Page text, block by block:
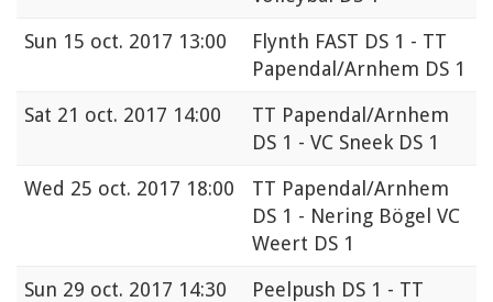
Sun 15 oct. 2017 13:00
Flynth FAST DS 1 - TT
Papendal/Arnhem DS 1
Sat 21 oct. 2017 14:00
TT Papendal/Arnhem
DS 1 - VC Sneek DS 1
Wed 25 oct. 2017 18:00
TT Papendal/Arnhem
DS 1 - Nering Bögel VC
Weert DS 1
Sun 29 oct. 2017 14:30
Peelpush DS 1 - TT